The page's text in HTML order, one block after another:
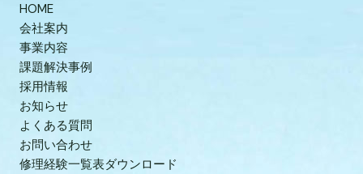
HOME
会社案内
事業内容
課題解決事例
採用情報
お知らせ
よくある質問
お問い合わせ
修理経験一覧表ダウンロード